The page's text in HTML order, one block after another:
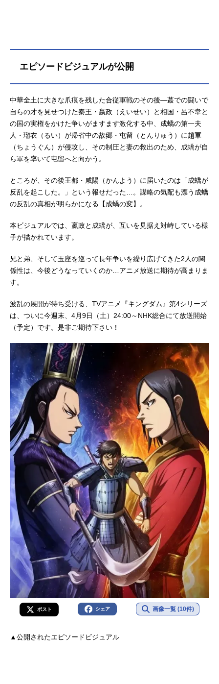
エピソードビジュアルが公開
中華全土に大きな爪痕を残した合従軍戦のその後―蕞での闘いで
自らの才を見せつけた秦王・嬴政（えいせい）と相国・呂不韋と
の国の実権をかけた争いがますます激化する中、成蟜の第一夫
人・瑠衣（るい）が帰省中の故郷・屯留（とんりゅう）に趙軍
（ちょうぐん）が侵攻し、その制圧と妻の救出のため、成蟜が自
ら軍を率いて屯留へと向かう。
ところが、その後王都・咸陽（かんよう）に届いたのは「成蟜が
反乱を起こした。」という報せだった…。謀略の気配も漂う成蟜
の反乱の真相が明らかになる【成蟜の変】。
本ビジュアルでは、嬴政と成蟜が、互いを見据え対峙している様
子が描かれています。
兄と弟、そして玉座を巡って長年争いを繰り広げてきた2人の関
係性は、今後どうなっていくのか…アニメ放送に期待が高まりま
す。
波乱の展開が待ち受ける、TVアニメ『キングダム』第4シリーズ
は、ついに今週末、4月9日（土）24:00～NHK総合にて放送開始
（予定）です。是非ご期待下さい！
ポスト シェア 画像一覧 (10件)
▲公開されたエピソードビジュアル